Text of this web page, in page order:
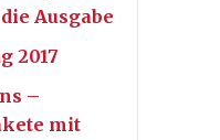
Ausgabe
2017
–
mit